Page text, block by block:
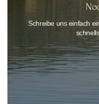
Schreibe uns einfach
Unsere Bademode fällt
wirf einen Blick in unsere
Kundenservice – wir helfen